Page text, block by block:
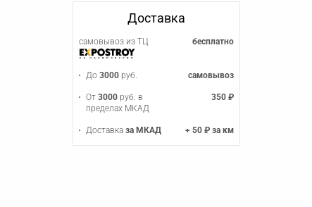
Доставка
самовывоз из ТЦ бесплатно
До3000 руб. самовывоз
От3000 руб. в
пределах МКАД
350 ₽
Доставказа МКАД + 50 ₽ за км